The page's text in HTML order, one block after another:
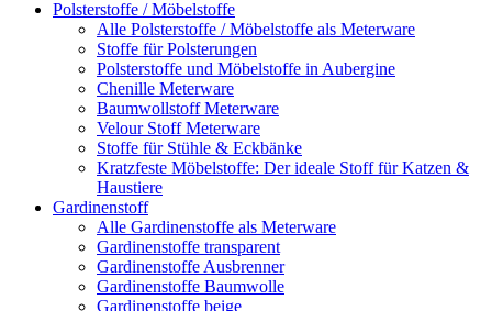
Polsterstoffe / Möbelstoffe
Alle Polsterstoffe / Möbelstoffe als Meterware
Stoffe für Polsterungen
Polsterstoffe und Möbelstoffe in Aubergine
Chenille Meterware
Baumwollstoff Meterware
Velour Stoff Meterware
Stoffe für Stühle & Eckbänke
Kratzfeste Möbelstoffe: Der ideale Stoff für Katzen &
Haustiere
Gardinenstoff
Alle Gardinenstoffe als Meterware
Gardinenstoffe transparent
Gardinenstoffe Ausbrenner
Gardinenstoffe Baumwolle
Gardinenstoffe beige